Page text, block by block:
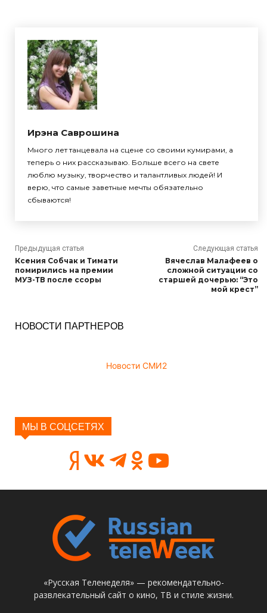
Ирэна Саврошина
Много лет танцевала на сцене со своими кумирами, а
теперь о них рассказываю. Больше всего на свете
люблю музыку, творчество и талантливых людей! И
верю, что самые заветные мечты обязательно
сбываются!
Предыдущая статья
Ксения Собчак и Тимати
помирились на премии
МУЗ-ТВ после ссоры
Следующая статья
Вячеслав Малафеев о
сложной ситуации со
старшей дочерью: “Это
мой крест”
НОВОСТИ ПАРТНЕРОВ
Новости СМИ2
МЫ В СОЦСЕТЯХ
«Русская Теленеделя» — рекомендательно-
развлекательный сайт о кино, ТВ и стиле жизни.